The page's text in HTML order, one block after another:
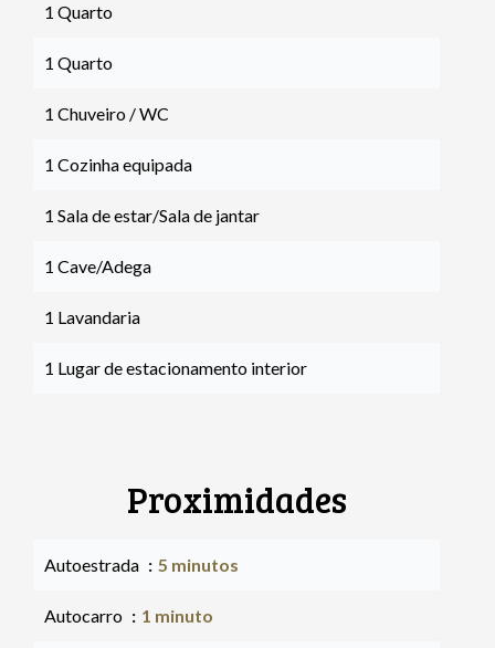
1 Quarto
1 Quarto
1 Chuveiro / WC
1 Cozinha equipada
1 Sala de estar/Sala de jantar
1 Cave/Adega
1 Lavandaria
1 Lugar de estacionamento interior
Proximidades
Autoestrada 5 minutos
Autocarro 1 minuto